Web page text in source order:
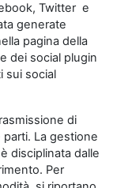
Twitter e
generate
pagina della
dei social plugin
sui social
di
La gestione
disciplinata dalle
Per